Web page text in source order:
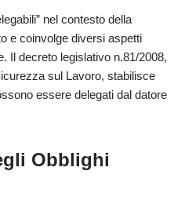
nel contesto della
e coinvolge diversi aspetti
Il decreto legislativo n.81/2008,
sul Lavoro, stabilisce
essere delegati dal datore
Obblighi